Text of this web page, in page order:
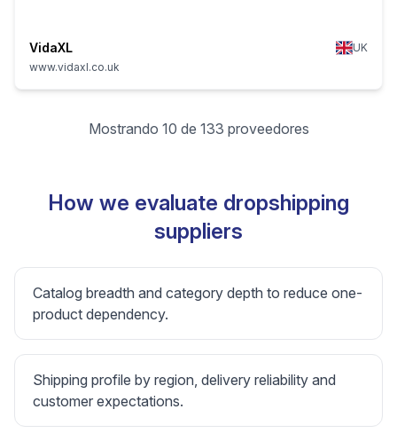
VidaXL
UK
www.vidaxl.co.uk
Mostrando 10 de 133 proveedores
How we evaluate dropshipping
suppliers
Catalog breadth and category depth to reduce one-
product dependency.
Shipping profile by region, delivery reliability and
customer expectations.